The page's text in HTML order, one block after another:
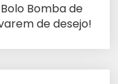
Bomba de
de desejo!